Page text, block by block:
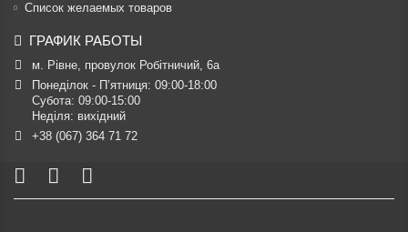
Список желаемых товаров
ГРАФИК РАБОТЫ
м. Рівне, провулок Робітничий, 6а
Понеділок - П’ятниця: 09:00-18:00
Субота: 09:00-15:00
Неділя: вихідний
+38 (067) 364 71 72